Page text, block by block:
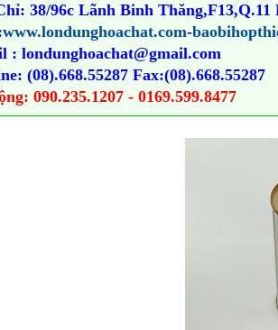
38/96c Lãnh Binh
www.londunghoachat.com-
: londunghoachat@gmail.com
(08).668.55287 Fax:(08).668.55287
090.235.1207 - 0169.599.8477